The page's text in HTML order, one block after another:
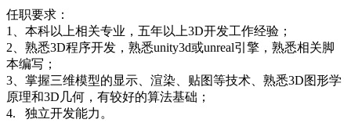
任职要求：
1、本科以上相关专业，五年以上3D开发工作经验；
2、熟悉3D程序开发，熟悉unity3d或unreal引擎，熟悉相关脚
本编写；
3、掌握三维模型的显示、渲染、贴图等技术、熟悉3D图形学
原理和3D几何，有较好的算法基础；
4. 独立开发能力。